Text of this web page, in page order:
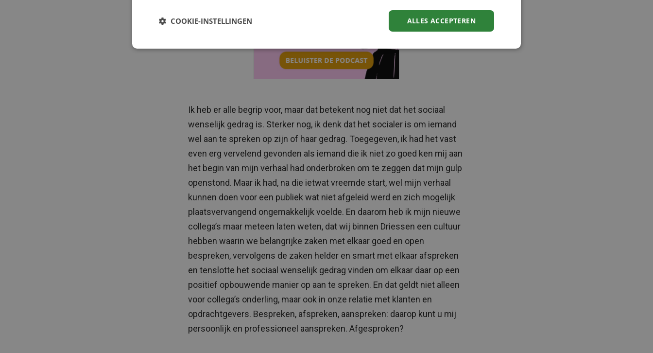
Ik heb er alle begrip voor, maar dat betekent nog niet dat het sociaal
wenselijk gedrag is. Sterker nog, ik denk dat het socialer is om iemand
wel aan te spreken op zijn of haar gedrag. Toegegeven, ik had het vast
even erg vervelend gevonden als iemand die ik niet zo goed ken mij aan
het begin van mijn verhaal had onderbroken om te zeggen dat mijn gulp
openstond. Maar ik had, na die ietwat vreemde start, wel mijn verhaal
kunnen doen voor een publiek wat niet afgeleid werd en zich mogelijk
plaatsvervangend ongemakkelijk voelde. En daarom heb ik mijn nieuwe
collega’s maar meteen laten weten, dat wij binnen Driessen een cultuur
hebben waarin we belangrijke zaken met elkaar goed en open
bespreken, vervolgens de zaken helder en smart met elkaar afspreken
en tenslotte het sociaal wenselijk gedrag vinden om elkaar daar op een
positief opbouwende manier op aan te spreken. En dat geldt niet alleen
voor collega’s onderling, maar ook in onze relatie met klanten en
opdrachtgevers. Bespreken, afspreken, aanspreken: daarop kunt u mij
persoonlijk en professioneel aanspreken. Afgesproken?
ALLES ACCEPTEREN
COOKIE-INSTELLINGEN